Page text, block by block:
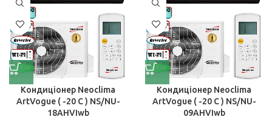
Кондиціонер Neoclima
ArtVogue ( -20 C ) NS/NU-
18AHVIwb
Кондиціонер Neoclima
ArtVogue ( -20 C ) NS/NU-
09AHVIwb